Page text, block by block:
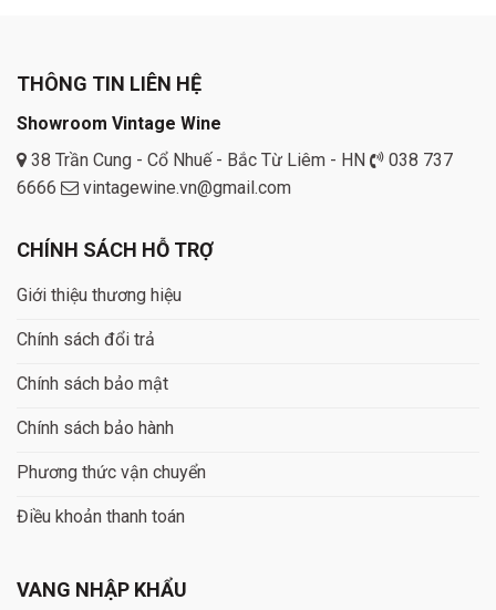
THÔNG TIN LIÊN HỆ
Showroom Vintage Wine
38 Trần Cung - Cổ Nhuế - Bắc Từ Liêm - HN
038 737
6666
vintagewine.vn@gmail.com
CHÍNH SÁCH HỖ TRỢ
Giới thiệu thương hiệu
Chính sách đổi trả
Chính sách bảo mật
Chính sách bảo hành
Phương thức vận chuyển
Điều khoản thanh toán
VANG NHẬP KHẨU